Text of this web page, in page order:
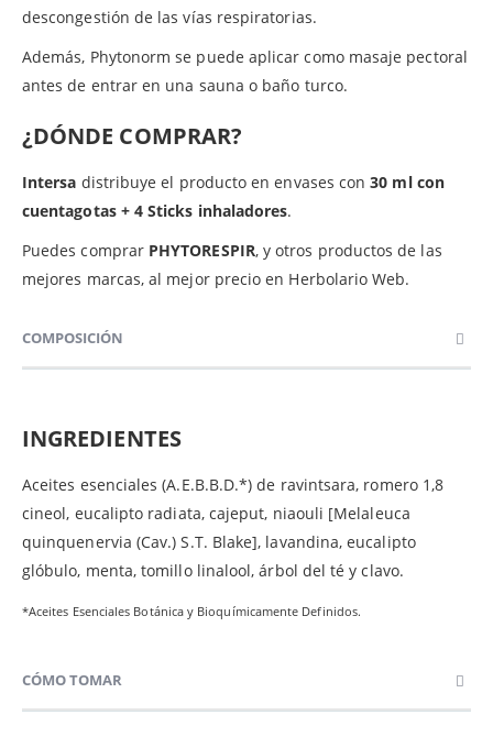
descongestión de las vías respiratorias.
Además, Phytonorm se puede aplicar como masaje pectoral
antes de entrar en una sauna o baño turco.
¿DÓNDE COMPRAR?
Intersa distribuye el producto en envases con30 ml con
cuentagotas + 4 Sticks inhaladores.
Puedes comprar PHYTORESPIR, y otros productos de las
mejores marcas, al mejor precio en Herbolario Web.
COMPOSICIÓN
INGREDIENTES
Aceites esenciales (A.E.B.B.D.*) de ravintsara, romero 1,8
cineol, eucalipto radiata, cajeput, niaouli [Melaleuca
quinquenervia (Cav.) S.T. Blake], lavandina, eucalipto
glóbulo, menta, tomillo linalool, árbol del té y clavo.
*Aceites Esenciales Botánica y Bioquímicamente Definidos.
CÓMO TOMAR